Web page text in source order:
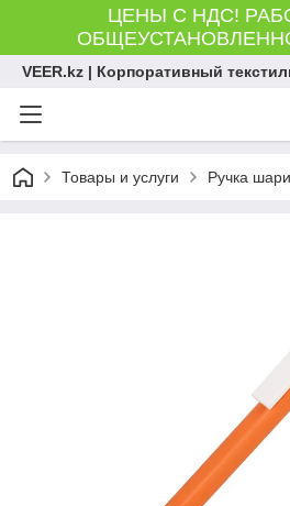
ЦЕНЫ С НДС!
VEER.kz | Корпоративный
Товары и услуги Ручка